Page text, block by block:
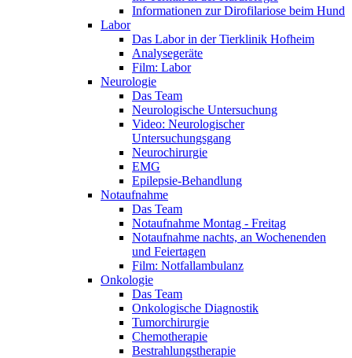
Informationen zur Dirofilariose beim Hund
Labor
Das Labor in der Tierklinik Hofheim
Analysegeräte
Film: Labor
Neurologie
Das Team
Neurologische Untersuchung
Video: Neurologischer
Untersuchungsgang
Neurochirurgie
EMG
Epilepsie-Behandlung
Notaufnahme
Das Team
Notaufnahme Montag - Freitag
Notaufnahme nachts, an Wochenenden
und Feiertagen
Film: Notfallambulanz
Onkologie
Das Team
Onkologische Diagnostik
Tumorchirurgie
Chemotherapie
Bestrahlungstherapie